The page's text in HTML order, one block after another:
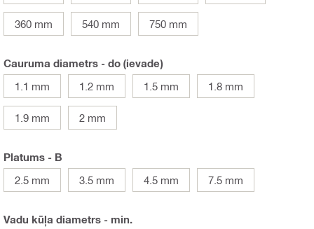
360 mm 540 mm 750 mm
Cauruma diametrs - do (ievade)
1.1 mm
1.2 mm 1.5 mm 1.8 mm
1.9 mm 2 mm
Platums - B
2.5 mm
3.5 mm 4.5 mm 7.5 mm
Vadu kūļa diametrs - min.